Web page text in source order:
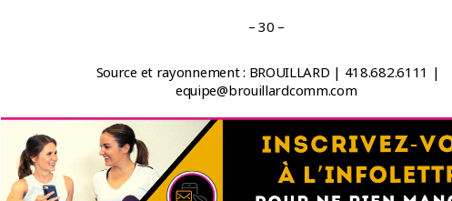
– 30 –
Source et rayonnement : BROUILLARD | 418.682.6111 |
equipe@brouillardcomm.com